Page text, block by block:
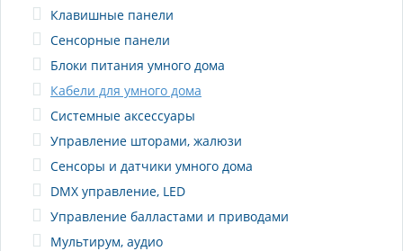
Клавишные панели
Сенсорные панели
Блоки питания умного дома
Кабели для умного дома
Системные аксессуары
Управление шторами, жалюзи
Сенсоры и датчики умного дома
DMX управление, LED
Управление балластами и приводами
Мультирум, аудио